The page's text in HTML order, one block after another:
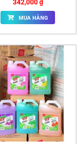
342,000₫
MUA HÀNG